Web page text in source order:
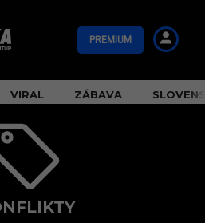
PREMIUM
VIRAL ZÁBAVA